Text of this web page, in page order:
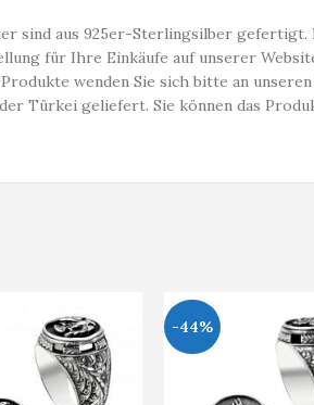
sind aus 925er-Sterlingsilber gefertigt.
für Ihre Einkäufe auf unserer
wenden Sie sich bitte an
Türkei geliefert. Sie können das
-44%